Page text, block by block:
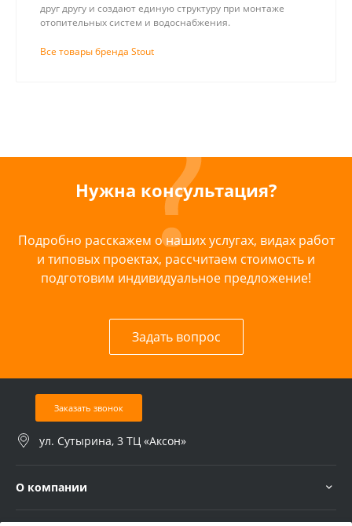
друг другу и создают единую структуру при монтаже
отопительных систем и водоснабжения.
Все товары бренда Stout
Нужна консультация?
Подробно расскажем о наших услугах, видах работ
и типовых проектах, рассчитаем стоимость и
подготовим индивидуальное предложение!
Задать вопрос
Заказать звонок
ул. Сутырина, 3 ТЦ «Аксон»
О компании